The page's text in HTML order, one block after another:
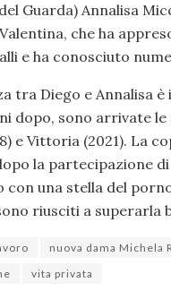
Guarda) Annalisa
che ha
e ha conosciuto
tra Diego e Annalisa è
dopo, sono arrivate le
e Vittoria (2021). La
la partecipazione di
con una stella del
riusciti a superarla
nuova dama Michela
vita privata